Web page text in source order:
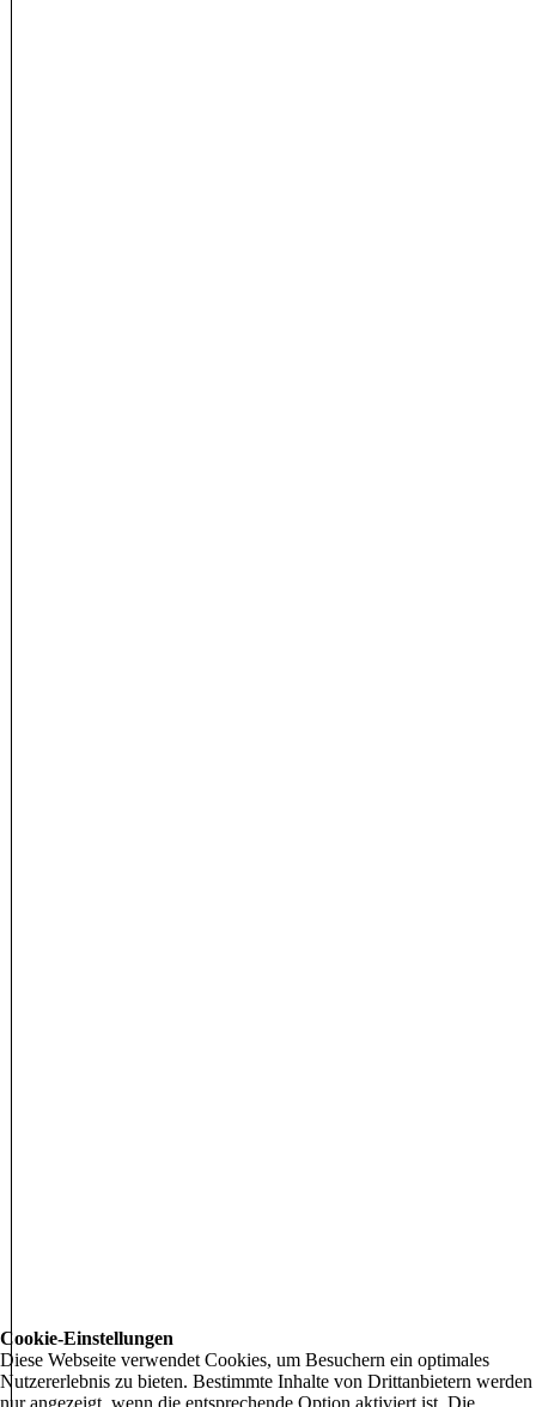
Cookie-Einstellungen
Diese Webseite verwendet Cookies, um Besuchern ein optimales
Nutzererlebnis zu bieten. Bestimmte Inhalte von Drittanbietern werden
nur angezeigt, wenn die entsprechende Option aktiviert ist. Die